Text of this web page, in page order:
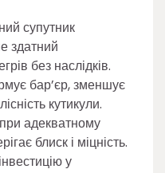
супутник
здатний
без наслідків.
бар’єр, зменшує
кутикули.
адекватному
блиск і міцність.
у